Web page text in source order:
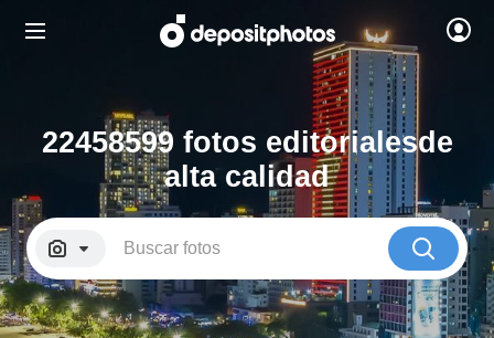
22458599 fotos editorialesde
alta calidad